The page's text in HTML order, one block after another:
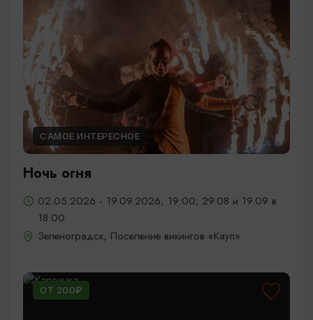
САМОЕ ИНТЕРЕСНОЕ
Ночь огня
02.05.2026 - 19.09.2026, 19:00; 29.08 и 19.09 в
18:00
Зеленоградск, Поселение викингов «Кауп»
ОТ 200₽